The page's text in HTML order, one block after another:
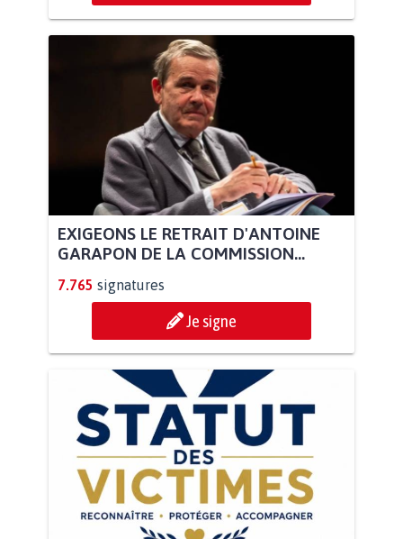
EXIGEONS LE RETRAIT D'ANTOINE
GARAPON DE LA COMMISSION...
7.765 signatures
Je signe